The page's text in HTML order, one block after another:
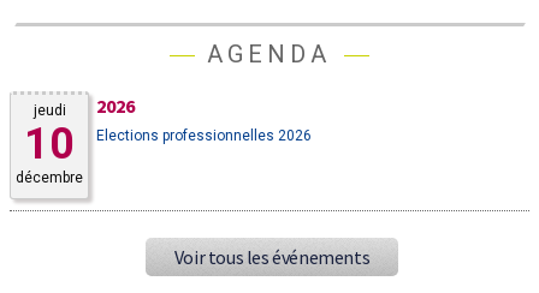
AGENDA
jeudi
10
décembre
2026
Elections professionnelles 2026
Voir tous les événements